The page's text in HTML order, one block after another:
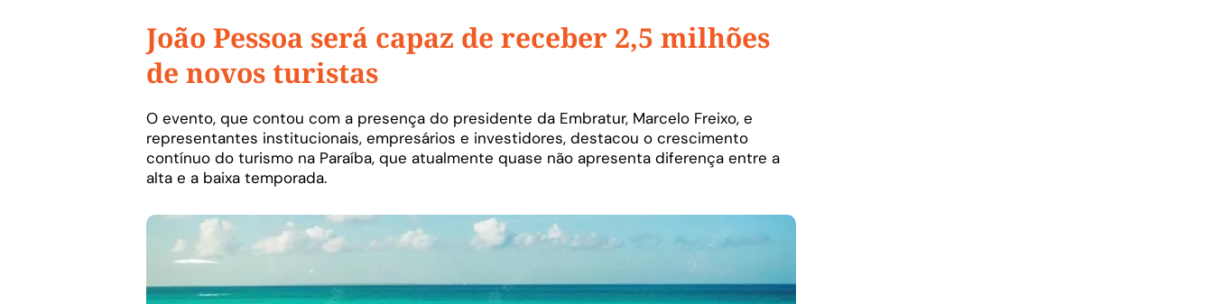
João Pessoa será capaz de receber 2,5 milhões
de novos turistas
O evento, que contou com a presença do presidente da Embratur, Marcelo Freixo, e
representantes institucionais, empresários e investidores, destacou o crescimento
contínuo do turismo na Paraíba, que atualmente quase não apresenta diferença entre a
alta e a baixa temporada.